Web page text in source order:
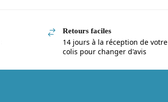
Retours faciles
14 jours à la réception de votre
colis pour changer d'avis